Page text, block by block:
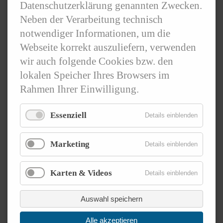
Deutschland, in Europa und darüber hinaus.
Weitere Informationen
Zur Anmeldung
Zurück
Datenschutzerklärung genannten Zwecken.
Neben der Verarbeitung technisch
notwendiger Informationen, um die
Webseite korrekt auszuliefern, verwenden
wir auch folgende Cookies bzw. den
lokalen Speicher Ihres Browsers im
Rahmen Ihrer Einwilligung.
Essenziell Details einblenden
Marketing Details einblenden
Karten & Videos Details einblenden
Auswahl speichern
Alle akzeptieren